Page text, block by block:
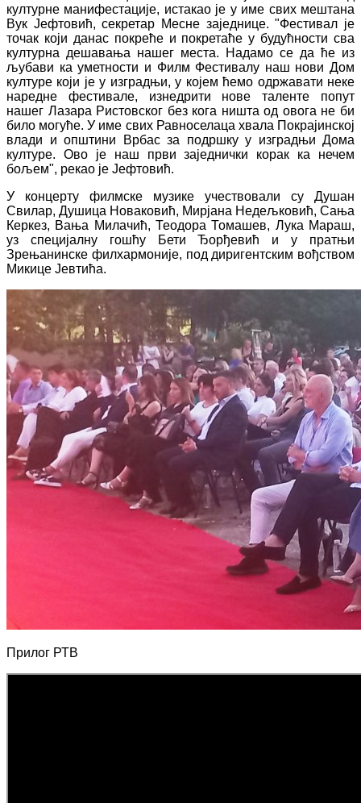
културне манифестације, истакао је у име свих мештана
Вук Јефтовић, секретар Месне заједнице. "Фестивал је
точак који данас покреће и покретаће у будућности сва
културна дешавања нашег места. Надамо се да ће из
љубави ка уметности и Филм Фестивалу наш нови Дом
културе који је у изградњи, у којем ћемо одржавати неке
наредне фестивале, изнедрити нове таленте попут
нашег Лазара Ристовског без кога ништа од овога не би
било могуће. У име свих Равноселаца хвала Покрајинској
влади и општини Врбас за подршку у изградњи Дома
културе. Ово је наш први заједнички корак ка нечем
бољем", рекао је Јефтовић.
У концерту филмске музике учествовали су Душан
Свилар, Душица Новаковић, Мирјана Недељковић, Сања
Керкез, Вања Милачић, Теодора Томашев, Лука Мараш,
уз специјалну гошћу Бети Ђорђевић и у пратњи
Зрењанинске филхармоније, под диригентским вођством
Микице Јевтића.
Прилог РТВ